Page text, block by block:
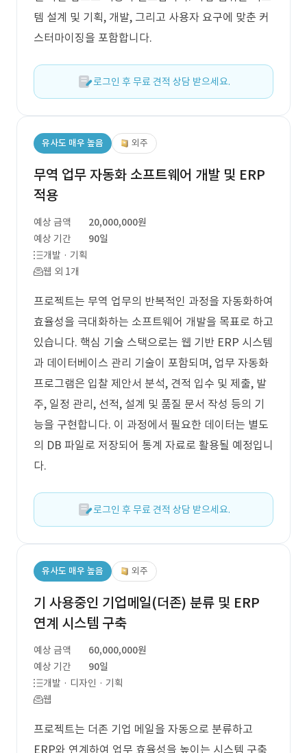
템 설계 및 기획, 개발, 그리고 사용자 요구에 맞춘 커
스터마이징을 포함합니다.
로그인 후 무료 견적 상담 받으세요.
유사도 매우 높음 외주
무역 업무 자동화 소프트웨어 개발 및 ERP
적용
예상 금액
20,000,000원
예상 기간
90일
개발 · 기획
웹 외 1개
프로젝트는 무역 업무의 반복적인 과정을 자동화하여
효율성을 극대화하는 소프트웨어 개발을 목표로 하고
있습니다. 핵심 기술 스택으로는 웹 기반 ERP 시스템
과 데이터베이스 관리 기술이 포함되며, 업무 자동화
프로그램은 입찰 제안서 분석, 견적 입수 및 제출, 발
주, 일정 관리, 선적, 설계 및 품질 문서 작성 등의 기
능을 구현합니다. 이 과정에서 필요한 데이터는 별도
의 DB 파일로 저장되어 통계 자료로 활용될 예정입니
다.
로그인 후 무료 견적 상담 받으세요.
유사도 매우 높음 외주
기 사용중인 기업메일(더존) 분류 및 ERP
연계 시스템 구축
예상 금액
60,000,000원
예상 기간
90일
개발 · 디자인 · 기획
웹
프로젝트는 더존 기업 메일을 자동으로 분류하고
ERP와 연계하여 업무 효율성을 높이는 시스템 구축